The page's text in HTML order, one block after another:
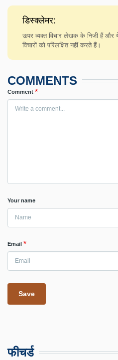
डिस्क्लेमर:
ऊपर व्यक्त विचार लेखक के निजी हैं
विचारों को परिलक्षित नहीं करते हैं।
COMMENTS
Comment
Your name
Email
फीचर्ड